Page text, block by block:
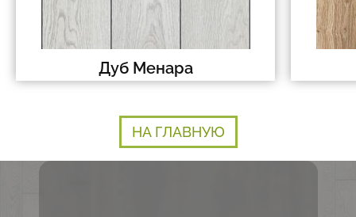
Дуб Менара
НА ГЛАВНУЮ